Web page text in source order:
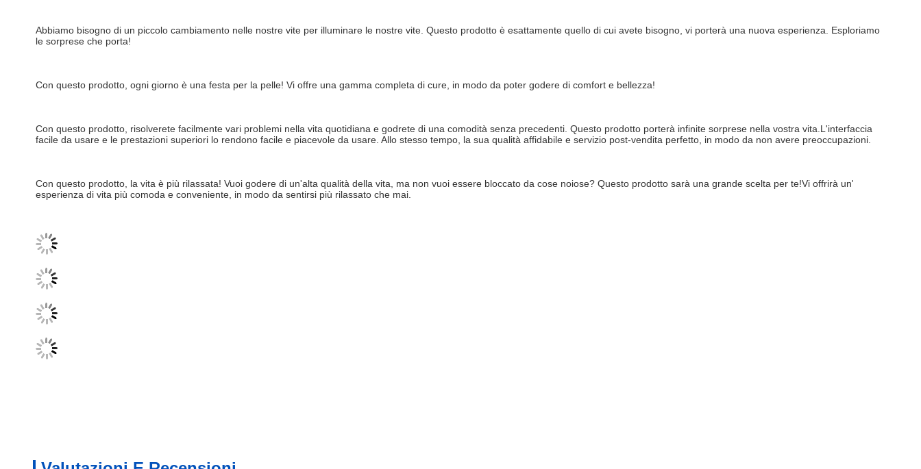
Abbiamo bisogno di un piccolo cambiamento nelle nostre vite per illuminare le nostre vite. Questo prodotto è esattamente quello di cui avete bisogno, vi porterà una nuova esperienza. Esploriamo
le sorprese che porta!
Con questo prodotto, ogni giorno è una festa per la pelle! Vi offre una gamma completa di cure, in modo da poter godere di comfort e bellezza!
Con questo prodotto, risolverete facilmente vari problemi nella vita quotidiana e godrete di una comodità senza precedenti. Questo prodotto porterà infinite sorprese nella vostra vita.L'interfaccia
facile da usare e le prestazioni superiori lo rendono facile e piacevole da usare. Allo stesso tempo, la sua qualità affidabile e servizio post-vendita perfetto, in modo da non avere preoccupazioni.
Con questo prodotto, la vita è più rilassata! Vuoi godere di un'alta qualità della vita, ma non vuoi essere bloccato da cose noiose? Questo prodotto sarà una grande scelta per te!Vi offrirà un'
esperienza di vita più comoda e conveniente, in modo da sentirsi più rilassato che mai.